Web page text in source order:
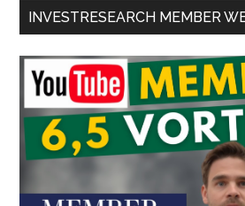
INVESTRESEARCH MEMBER